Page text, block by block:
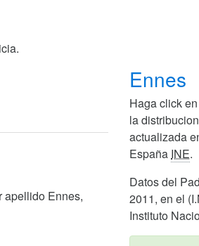
apellido Ennes,
Ennes
Haga click
la
actualizada
España INE.
Datos del
2011, en el
Instituto